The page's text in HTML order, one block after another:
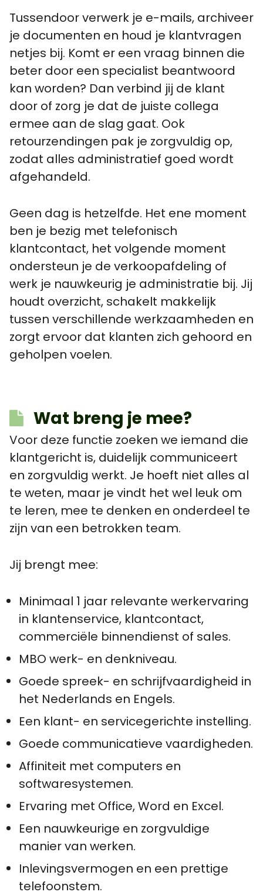
Tussendoor verwerk je e-mails, archiveer
je documenten en houd je klantvragen
netjes bij. Komt er een vraag binnen die
beter door een specialist beantwoord
kan worden? Dan verbind jij de klant
door of zorg je dat de juiste collega
ermee aan de slag gaat. Ook
retourzendingen pak je zorgvuldig op,
zodat alles administratief goed wordt
afgehandeld.
Geen dag is hetzelfde. Het ene moment
ben je bezig met telefonisch
klantcontact, het volgende moment
ondersteun je de verkoopafdeling of
werk je nauwkeurig je administratie bij. Jij
houdt overzicht, schakelt makkelijk
tussen verschillende werkzaamheden en
zorgt ervoor dat klanten zich gehoord en
geholpen voelen.
Wat breng je mee?
Voor deze functie zoeken we iemand die
klantgericht is, duidelijk communiceert
en zorgvuldig werkt. Je hoeft niet alles al
te weten, maar je vindt het wel leuk om
te leren, mee te denken en onderdeel te
zijn van een betrokken team.
Jij brengt mee:
Minimaal 1 jaar relevante werkervaring
in klantenservice, klantcontact,
commerciële binnendienst of sales.
MBO werk- en denkniveau.
Goede spreek- en schrijfvaardigheid in
het Nederlands en Engels.
Een klant- en servicegerichte instelling.
Goede communicatieve vaardigheden.
Affiniteit met computers en
softwaresystemen.
Ervaring met Office, Word en Excel.
Een nauwkeurige en zorgvuldige
manier van werken.
Inlevingsvermogen en een prettige
telefoonstem.